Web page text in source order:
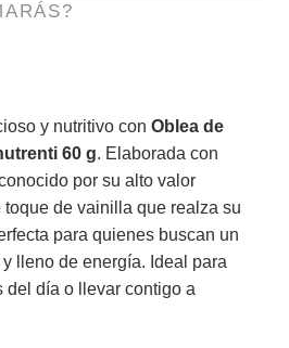
y nutritivo con Oblea de
60 g. Elaborada con
por su alto valor
de vainilla que realza su
para quienes buscan un
lleno de energía. Ideal para
del día o llevar contigo a